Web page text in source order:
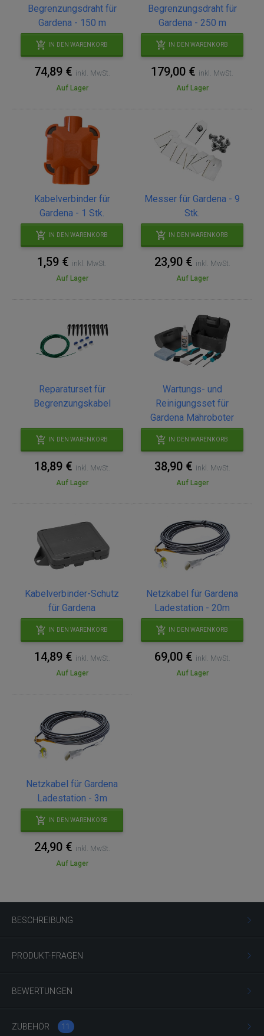
Begrenzungsdraht für
Gardena - 150 m
IN DEN WARENKORB
74,89 € inkl. MwSt.
Auf Lager
Begrenzungsdraht für
Gardena - 250 m
IN DEN WARENKORB
179,00 € inkl. MwSt.
Auf Lager
Kabelverbinder für
Gardena - 1 Stk.
IN DEN WARENKORB
1,59 € inkl. MwSt.
Auf Lager
Messer für Gardena - 9
Stk.
IN DEN WARENKORB
23,90 € inkl. MwSt.
Auf Lager
Reparaturset für
Begrenzungskabel
IN DEN WARENKORB
18,89 € inkl. MwSt.
Auf Lager
Wartungs- und
Reinigungsset für
Gardena Mähroboter
IN DEN WARENKORB
38,90 € inkl. MwSt.
Auf Lager
Kabelverbinder-Schutz
für Gardena
IN DEN WARENKORB
14,89 € inkl. MwSt.
Auf Lager
Netzkabel für Gardena
Ladestation - 20m
IN DEN WARENKORB
69,00 € inkl. MwSt.
Auf Lager
Netzkabel für Gardena
Ladestation - 3m
IN DEN WARENKORB
24,90 € inkl. MwSt.
Auf Lager
BESCHREIBUNG
PRODUKT-FRAGEN
BEWERTUNGEN
ZUBEHÖR 11